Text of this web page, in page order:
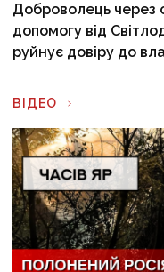
Доброволець через
допомогу від
руйнує довіру до
ВІДЕО